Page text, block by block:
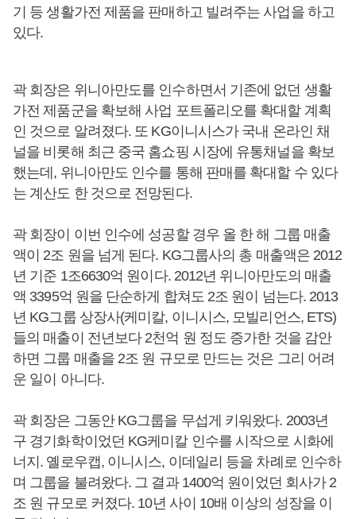
기 등 생활가전 제품을 판매하고 빌려주는 사업을 하고
있다.
곽 회장은 위니아만도를 인수하면서 기존에 없던 생활
가전 제품군을 확보해 사업 포트폴리오를 확대할 계획
인 것으로 알려졌다. 또 KG이니시스가 국내 온라인 채
널을 비롯해 최근 중국 홈쇼핑 시장에 유통채널을 확보
했는데, 위니아만도 인수를 통해 판매를 확대할 수 있다
는 계산도 한 것으로 전망된다.
곽 회장이 이번 인수에 성공할 경우 올 한 해 그룹 매출
액이 2조 원을 넘게 된다. KG그룹사의 총 매출액은 2012
년 기준 1조6630억 원이다. 2012년 위니아만도의 매출
액 3395억 원을 단순하게 합쳐도 2조 원이 넘는다. 2013
년 KG그룹 상장사(케미칼, 이니시스, 모빌리언스, ETS)
들의 매출이 전년보다 2천억 원 정도 증가한 것을 감안
하면 그룹 매출을 2조 원 규모로 만드는 것은 그리 어려
운 일이 아니다.
곽 회장은 그동안 KG그룹을 무섭게 키워왔다. 2003년
구 경기화학이었던 KG케미칼 인수를 시작으로 시화에
너지. 옐로우캡, 이니시스, 이데일리 등을 차례로 인수하
며 그룹을 불려왔다. 그 결과 1400억 원이었던 회사가 2
조 원 규모로 커졌다. 10년 사이 10배 이상의 성장을 이